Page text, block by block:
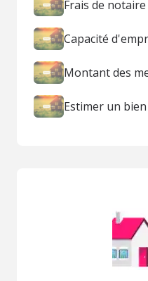
Frais de notaire
Capacité
Montant des
Estimer un bien